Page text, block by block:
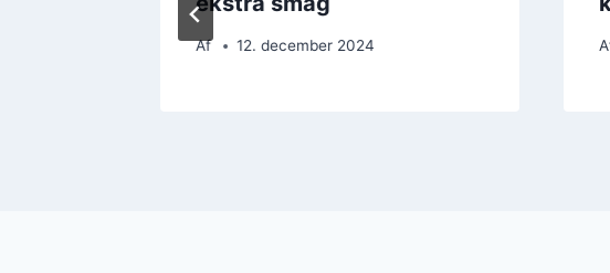
Af 12. december 2024